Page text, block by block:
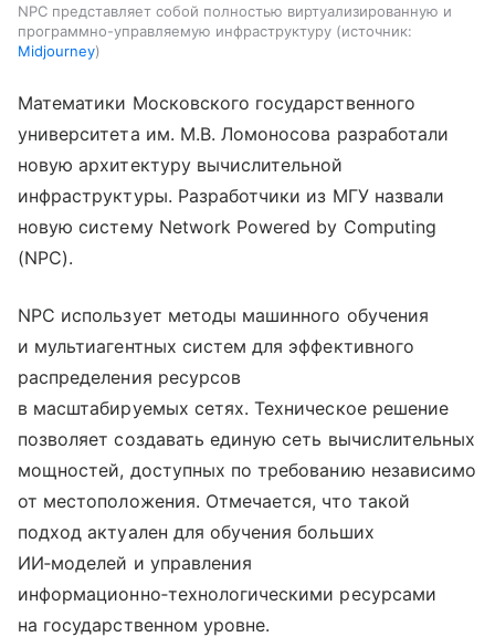
NPC представляет собой полностью виртуализированную и
программно-управляемую инфраструктуру
источник:
Midjourney
Математики Московского государственного
университета им. М.В. Ломоносова разработали
новую архитектуру вычислительной
инфраструктуры. Разработчики из МГУ назвали
новую систему Network Powered by Computing
(NPC).
NPC использует методы машинного обучения
и мультиагентных систем для эффективного
распределения ресурсов
в масштабируемых сетях. Техническое решение
позволяет создавать единую сеть вычислительных
мощностей, доступных по требованию независимо
от местоположения. Отмечается, что такой
подход актуален для обучения больших
ИИ‑моделей и управления
информационно‑технологическими ресурсами
на государственном уровне.